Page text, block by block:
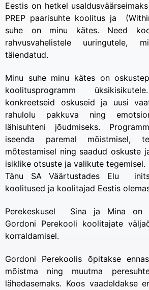
Eestis on hetkel
PREP paarisuhte koolitus ja
suhe on minu kätes. Need
rahvusvahelistele uuringutele,
täiendatud.
Minu suhe minu kätes on
koolitusprogramm
konkreetseid oskuseid ja uusi
rahulolu pakkuva ning
lähisuhteni jõudmiseks.
iseenda paremal mõistmisel,
mõtestamisel ning saadud oskuste
isiklike otsuste ja valikute tegemisel.
Tänu SA Väärtustades Elu
koolitused ja koolitajad Eestis
Perekeskusel Sina ja Mina on
Gordoni Perekooli koolitajate
korraldamisel.
Gordoni Perekoolis õpitakse
mõistma ning muutma
lähedasemaks. Koos vaadeldakse